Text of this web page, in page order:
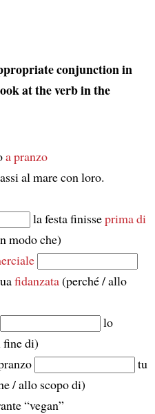
conjunction in
at the verb in the
a pranzo
al mare con loro.
la festa finisseprima di
modo che)
fidanzata(perché / allo
lo
fine di)
tu
/ allo scopo di)
“vegan”